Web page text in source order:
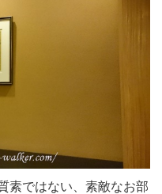
素ではない、素敵なお部